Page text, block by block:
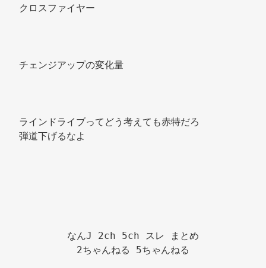
クロスファイヤー
チェンジアップの変化量
ラインドライブってどう考えても赤特だろ
弾道下げるなよ
なんJ 2ch 5ch スレ まとめ
2ちゃんねる 5ちゃんねる